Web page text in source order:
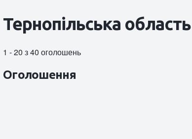
Тернопільська
1 - 20 з 40 оголошень
Оголошення